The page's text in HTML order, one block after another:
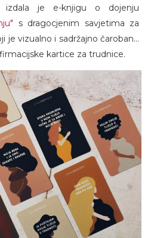
izdala je e-knjigu o dojenju
s dragocjenim savjetima za
je vizualno i sadržajno čaroban...
kartice za trudnice.